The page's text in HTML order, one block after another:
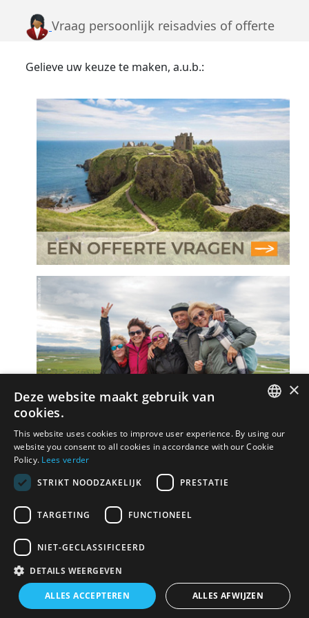
Vraag persoonlijk reisadvies of offerte
Gelieve uw keuze te maken, a.u.b.:
FRENCH
×
Deze website maakt gebruik van
cookies.
This website uses cookies to improve user experience. By using our
website you consent to all cookies in accordance with our Cookie
Policy. Lees verder
STRIKT NOODZAKELIJK
PRESTATIE
TARGETING FUNCTIONEEL
NIET-GECLASSIFICEERD
DETAILS WEERGEVEN
ALLES ACCEPTEREN ALLES AFWIJZEN